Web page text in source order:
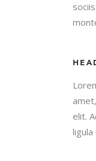
elit.